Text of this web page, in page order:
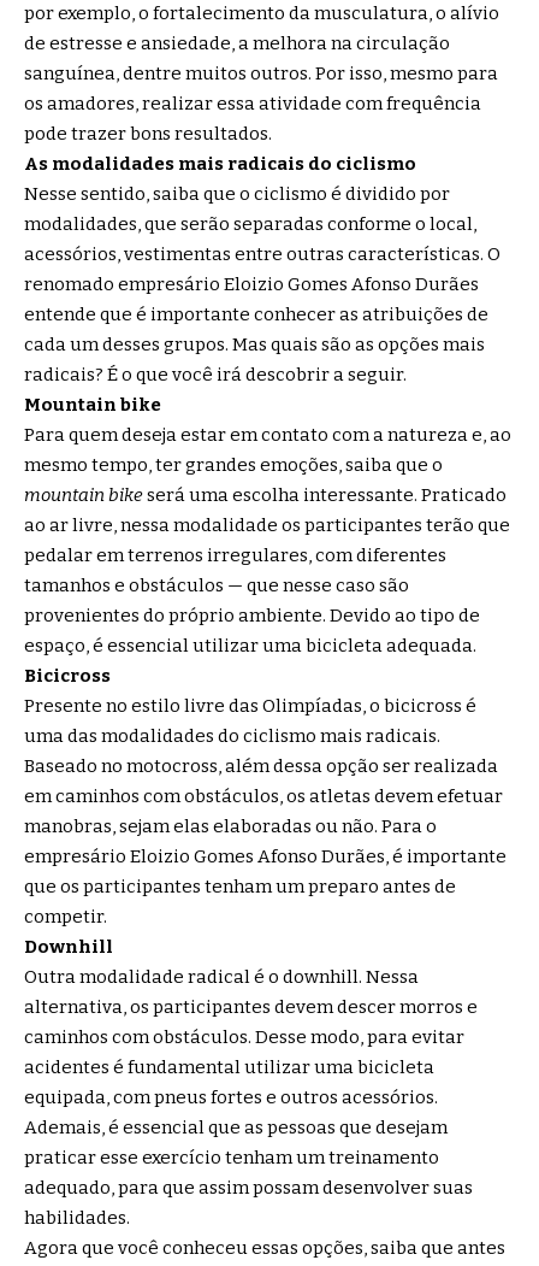
por exemplo, o fortalecimento da musculatura, o alívio
de estresse e ansiedade, a melhora na circulação
sanguínea, dentre muitos outros. Por isso, mesmo para
os amadores, realizar essa atividade com frequência
pode trazer bons resultados.
As modalidades mais radicais do ciclismo
Nesse sentido, saiba que o ciclismo é dividido por
modalidades, que serão separadas conforme o local,
acessórios, vestimentas entre outras características. O
renomado empresário Eloizio Gomes Afonso Durães
entende que é importante conhecer as atribuições de
cada um desses grupos. Mas quais são as opções mais
radicais? É o que você irá descobrir a seguir.
Mountain bike
Para quem deseja estar em contato com a natureza e, ao
mesmo tempo, ter grandes emoções, saiba que o
mountain bikeserá uma escolha interessante. Praticado
ao ar livre, nessa modalidade os participantes terão que
pedalar em terrenos irregulares, com diferentes
tamanhos e obstáculos — que nesse caso são
provenientes do próprio ambiente. Devido ao tipo de
espaço, é essencial utilizar uma bicicleta adequada.
Bicicross
Presente no estilo livre das Olimpíadas, o bicicross é
uma das modalidades do ciclismo mais radicais.
Baseado no motocross, além dessa opção ser realizada
em caminhos com obstáculos, os atletas devem efetuar
manobras, sejam elas elaboradas ou não. Para o
empresário Eloizio Gomes Afonso Durães, é importante
que os participantes tenham um preparo antes de
competir.
Downhill
Outra modalidade radical é o downhill. Nessa
alternativa, os participantes devem descer morros e
caminhos com obstáculos. Desse modo, para evitar
acidentes é fundamental utilizar uma bicicleta
equipada, com pneus fortes e outros acessórios.
Ademais, é essencial que as pessoas que desejam
praticar esse exercício tenham um treinamento
adequado, para que assim possam desenvolver suas
habilidades.
Agora que você conheceu essas opções, saiba que antes